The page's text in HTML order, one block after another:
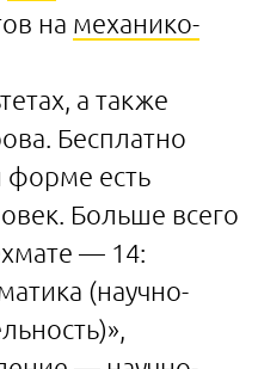
на механико-
а также
Бесплатно
форме есть
Больше всего
— 14:
(научно-